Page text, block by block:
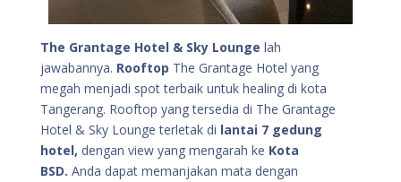
The Grantage Hotel & Sky Lounge lah
jawabannya. Rooftop The Grantage Hotel yang
megah menjadi spot terbaik untuk healing di kota
Tangerang. Rooftop yang tersedia di The Grantage
Hotel & Sky Lounge terletak di lantai 7 gedung
hotel, dengan view yang mengarah ke Kota
BSD. Anda dapat memanjakan mata dengan